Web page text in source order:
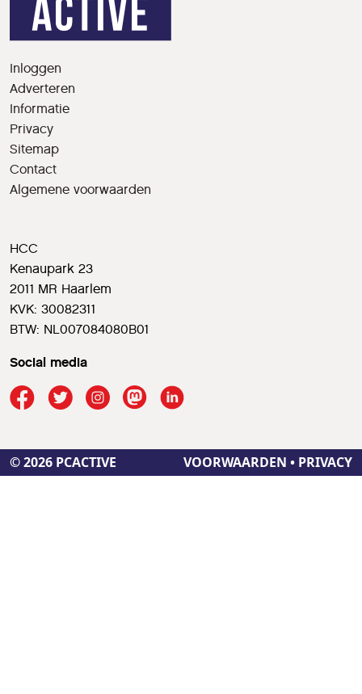
Inloggen
Adverteren
Informatie
Privacy
Sitemap
Contact
Algemene voorwaarden
HCC
Kenaupark 23
2011 MR Haarlem
KVK: 30082311
BTW: NL007084080B01
Social media
© 2026 PCACTIVE VOORWAARDEN • PRIVACY